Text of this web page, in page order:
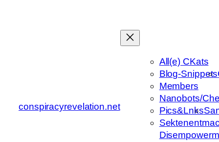
conspiracyrevelation.net
All(e) CKats
Blog-Snippets
Members
Nanobots/
Pics&Lnks